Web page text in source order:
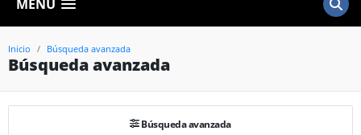
MENÚ
Inicio Búsqueda avanzada
Búsqueda avanzada
Búsqueda avanzada